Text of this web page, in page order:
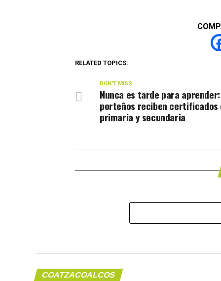
RELATED TOPICS:
DON'T MISS
Nunca es tarde para aprender:
porteños reciben certificados
primaria y secundaria
COATZACOALCOS